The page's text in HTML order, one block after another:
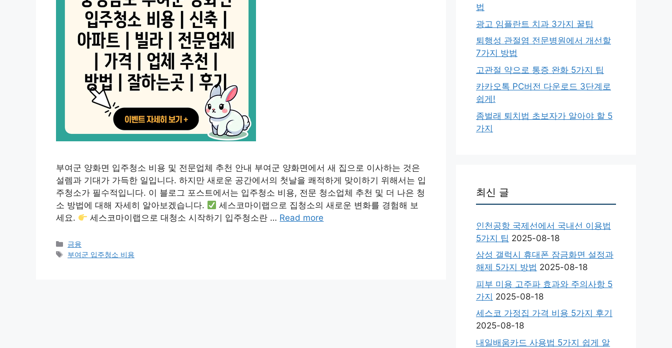
부여군 양화면 입주청소 비용 및 전문업체 추천 안내 부여군 양화면에서 새 집으로 이사하는 것은
설렘과 기대가 가득한 일입니다. 하지만 새로운 공간에서의 첫날을 쾌적하게 맞이하기 위해서는 입
주청소가 필수적입니다. 이 블로그 포스트에서는 입주청소 비용, 전문 청소업체 추천 및 더 나은 청
소 방법에 대해 자세히 알아보겠습니다.
세스코마이랩으로 집청소의 새로운 변화를 경험해 보
세요.
세스코마이랩으로 대청소 시작하기 입주청소란 … Read more
Categories
금융
Tags
부여군 입주청소 비용
법
광고 임플란트 치과 3가지 꿀팁
퇴행성 관절염 전문병원에서 개선할
7가지 방법
고관절 약으로 통증 완화 5가지 팁
카카오톡 PC버전 다운로드 3단계로
쉽게!
좀벌래 퇴치법 초보자가 알아야 할 5
가지
최신 글
인천공항 국제선에서 국내선 이용법
5가지 팁 2025-08-18
삼성 갤럭시 휴대폰 잠금화면 설정과
해제 5가지 방법 2025-08-18
피부 미용 고주파 효과와 주의사항 5
가지 2025-08-18
세스코 가정집 가격 비용 5가지 후기
2025-08-18
내일배움카드 사용법 5가지 쉽게 알